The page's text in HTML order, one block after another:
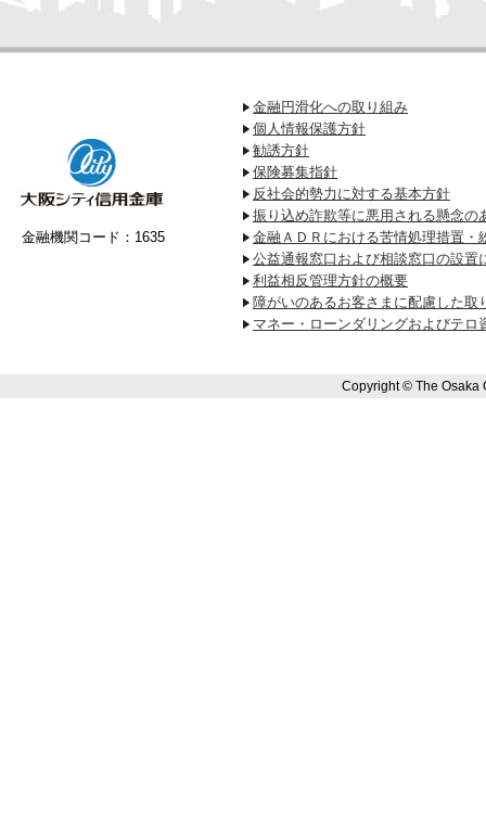
金融機関コード：1635
金融円滑化への取り組み
個人情報保護方針
勧誘方針
保険募集指針
反社会的勢力に対する基本方針
振り込め詐欺等に悪用される懸念の
金融ＡＤＲにおける苦情処理措置・
公益通報窓口および相談窓口の設置
利益相反管理方針の概要
障がいのあるお客さまに配慮した取
マネー・ローンダリングおよびテロ
Copyright © The